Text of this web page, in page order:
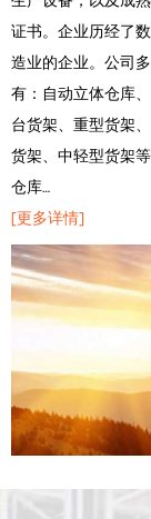
证书。企业历经了
造业的企业。公司
有：自动立体仓库
台货架、重型货架
货架、中轻型货架
仓库…
[更多详情]